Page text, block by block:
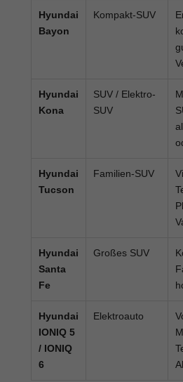
Hyundai
Bayon
Kompakt-SUV
Hyundai
Kona
SUV / Elektro-
SUV
Hyundai
Tucson
Familien-SUV
Hyundai
Santa
Fe
Großes SUV
Hyundai
IONIQ 5
/ IONIQ
6
Elektroauto